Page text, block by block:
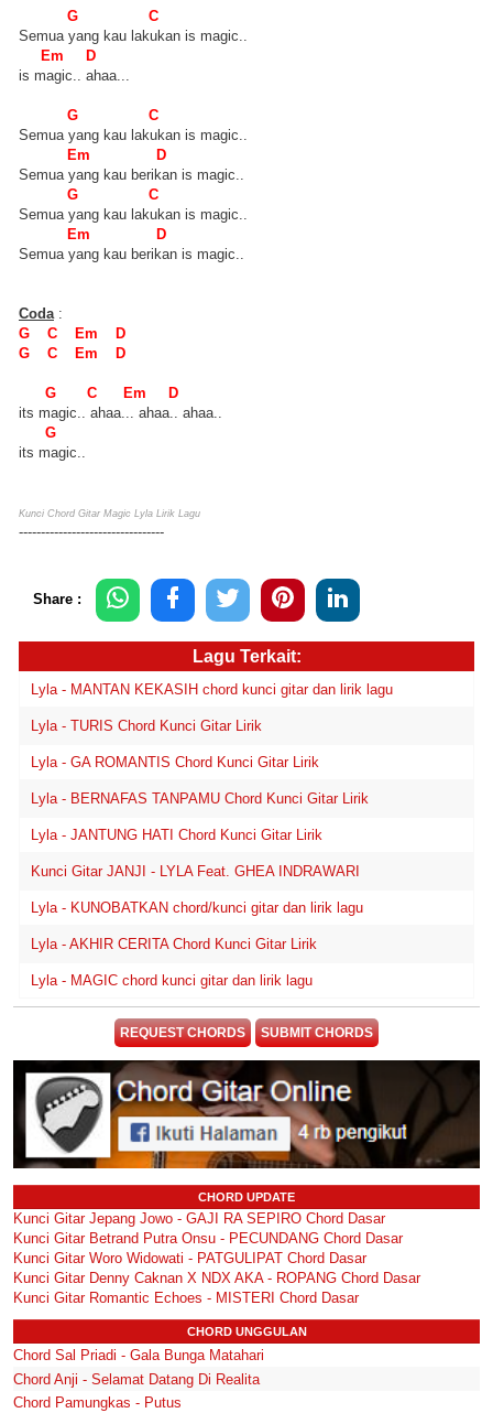
G C
Semua yang kau lakukan is magic..
Em D
is magic.. ahaa...
G C
Semua yang kau lakukan is magic..
Em D
Semua yang kau berikan is magic..
G C
Semua yang kau lakukan is magic..
Em D
Semua yang kau berikan is magic..
Coda :
G C Em D
G C Em D
G C Em D
its magic.. ahaa... ahaa.. ahaa..
G
its magic..
Kunci Chord Gitar Magic Lyla Lirik Lagu
---------------------------------
Share :
Lagu Terkait:
Lyla - MANTAN KEKASIH chord kunci gitar dan lirik lagu
Lyla - TURIS Chord Kunci Gitar Lirik
Lyla - GA ROMANTIS Chord Kunci Gitar Lirik
Lyla - BERNAFAS TANPAMU Chord Kunci Gitar Lirik
Lyla - JANTUNG HATI Chord Kunci Gitar Lirik
Kunci Gitar JANJI - LYLA Feat. GHEA INDRAWARI
Lyla - KUNOBATKAN chord/kunci gitar dan lirik lagu
Lyla - AKHIR CERITA Chord Kunci Gitar Lirik
Lyla - MAGIC chord kunci gitar dan lirik lagu
REQUEST CHORDS SUBMIT CHORDS
CHORD UPDATE
Kunci Gitar Jepang Jowo - GAJI RA SEPIRO Chord Dasar
Kunci Gitar Betrand Putra Onsu - PECUNDANG Chord Dasar
Kunci Gitar Woro Widowati - PATGULIPAT Chord Dasar
Kunci Gitar Denny Caknan X NDX AKA - ROPANG Chord Dasar
Kunci Gitar Romantic Echoes - MISTERI Chord Dasar
CHORD UNGGULAN
Chord Sal Priadi - Gala Bunga Matahari
Chord Anji - Selamat Datang Di Realita
Chord Pamungkas - Putus